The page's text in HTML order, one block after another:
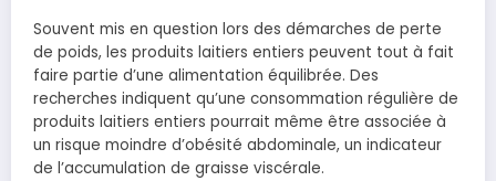
Souvent mis en question lors des démarches de perte
de poids, les produits laitiers entiers peuvent tout à fait
faire partie d’une alimentation équilibrée. Des
recherches indiquent qu’une consommation régulière de
produits laitiers entiers pourrait même être associée à
un risque moindre d’obésité abdominale, un indicateur
de l’accumulation de graisse viscérale.